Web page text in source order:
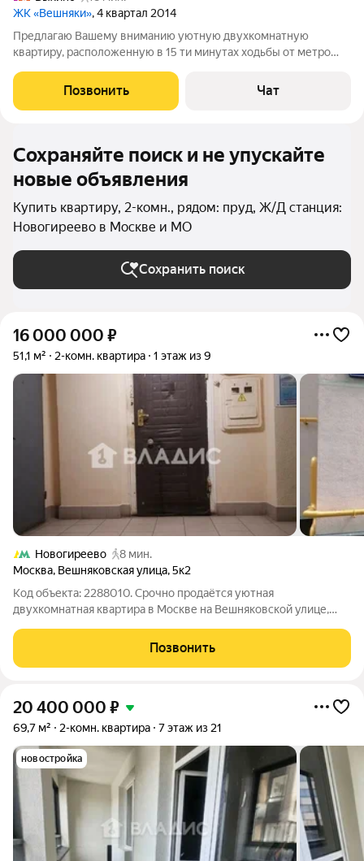
ЖК «Вешняки», 4 квартал 2014
Предлагаю Вашему вниманию уютную двухкомнатную
квартиру, расположенную в 15 ти минутах ходьбы от метро
этажного панельного дома. Квартира общей площадью 48,1 кв
м, без учета лоджии 5 метров.
Позвонить Чат
Сохраняйте поиск и не упускайте
новые объявления
Купить квартиру, 2-комн., рядом: пруд, Ж/Д станция:
Новогиреево в Москве и МО
Сохранить поиск
16 000 000 ₽
51,1 м² 2-комн. квартира 1 этаж из 9
Новогиреево
8 мин.
Москва, Вешняковская улица,5к2
Код объекта: 2288010. Срочно продаётся уютная
двухкомнатная квартира в Москве на Вешняковской улице,
жильё в районе с развитой инфраструктурой. Квартира
расположена на первом этаже девятиэтажного
Позвонить
20 400 000 ₽
69,7 м² 2-комн. квартира 7 этаж из 21
новостройка